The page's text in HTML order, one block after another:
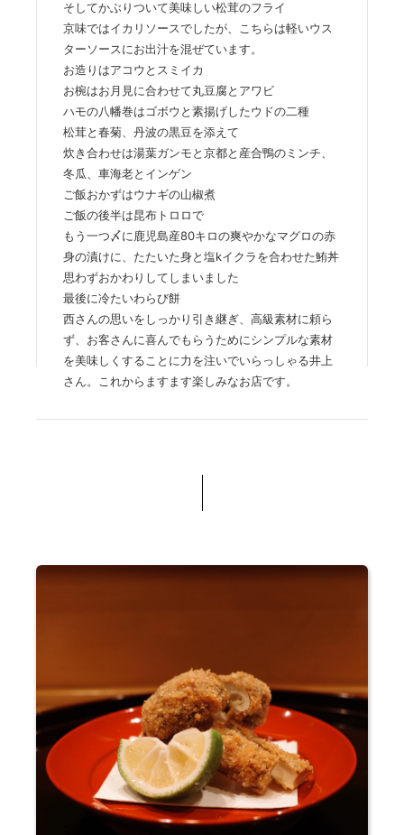
そしてかぶりついて美味しい松茸のフライ
京味ではイカリソースでしたが、こちらは軽いウス
ターソースにお出汁を混ぜています。
お造りはアコウとスミイカ
お椀はお月見に合わせて丸豆腐とアワビ
ハモの八幡巻はゴボウと素揚げしたウドの二種
松茸と春菊、丹波の黒豆を添えて
炊き合わせは湯葉ガンモと京都と産合鴨のミンチ、
冬瓜、車海老とインゲン
ご飯おかずはウナギの山椒煮
ご飯の後半は昆布トロロで
もう一つ〆に鹿児島産80キロの爽やかなマグロの赤
身の漬けに、たたいた身と塩kイクラを合わせた鮪丼
思わずおかわりしてしまいました
最後に冷たいわらび餅
西さんの思いをしっかり引き継ぎ、高級素材に頼ら
ず、お客さんに喜んでもらうためにシンプルな素材
を美味しくすることに力を注いでいらっしゃる井上
さん。これからますます楽しみなお店です。